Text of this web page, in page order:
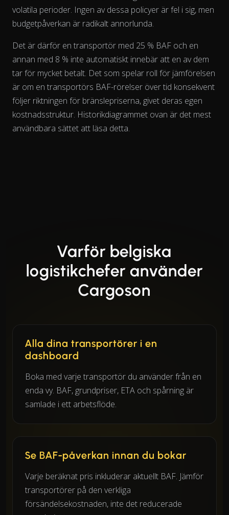
volatila perioder. Ingen av dessa policyer är fel i sig, men
budgetpåverkan är radikalt annorlunda.
Det är därför en transportör med 25 % BAF och en
annan med 8 % inte automatiskt innebär att en av dem
tar för mycket betalt. Det som spelar roll för jämförelsen
är om en transportörs BAF-rörelser över tid konsekvent
följer riktningen för bränslepriserna, givet deras egen
kostnadsstruktur. Historikdiagrammet ovan är det mest
användbara sättet att läsa detta.
Varför belgiska
logistikchefer använder
Cargoson
Alla dina transportörer i en
dashboard
Boka med varje transportör du använder från en
enda vy. BAF, grundpriser, ETA och spårning är
samlade i ett arbetsflöde.
Se BAF-påverkan innan du bokar
Varje beräknat pris inkluderar aktuellt BAF. Jämför
transportörer på den verkliga
försändelsekostnaden, inte det reducerade